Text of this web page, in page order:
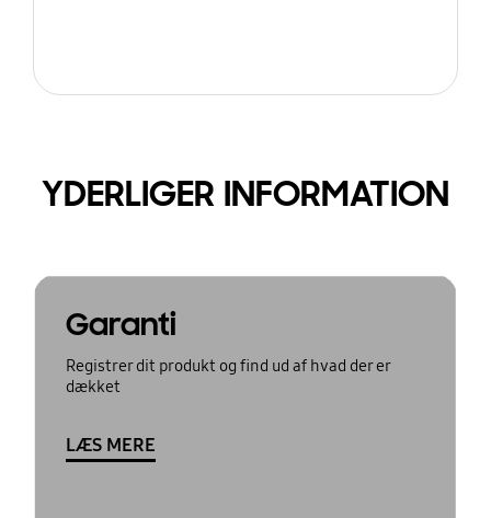
YDERLIGER INFORMATION
Garanti
Registrer dit produkt og find ud af hvad der er
dækket
LÆS MERE